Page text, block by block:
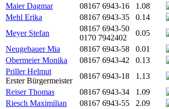
Maier Dagmar
08167 6943-16 1.08
Mehl Erika
08167 6943-35 0.14
Meyer Stefan
08167 6943-50
0170 7942402
0.05
Neugebauer Mia
08167 6943-58 0.01
Obermeier Monika
08167 6943-42 0.13
Priller Helmut
Erster Bürgermeister
08167 6943-18 1.13
Reiser Thomas
08167 6943-34 1.09
Riesch Maximilian
08167 6943-55 2.09